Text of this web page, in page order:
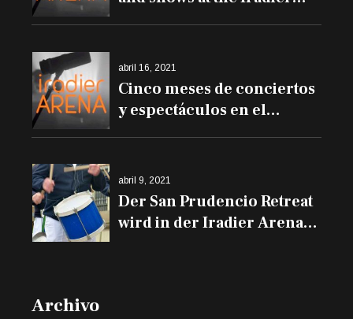
Arena
abril 16, 2021
Cinco meses de conciertos
y espectáculos en el
abril 9, 2021
Der San Prudencio Retreat
wird in der Iradier Arena
Archivo